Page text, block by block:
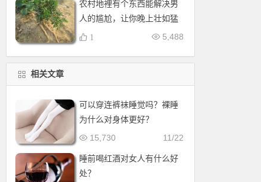
农村地裡有个东西能解决男
人的尴尬，让你晚上壮如猛
牛床受不了
5,488
1
相关文章
可以穿连裤袜睡觉吗？裸睡
为什么对身体更好？
11/22
15,730
睡前喝红酒对女人有什么好
处？